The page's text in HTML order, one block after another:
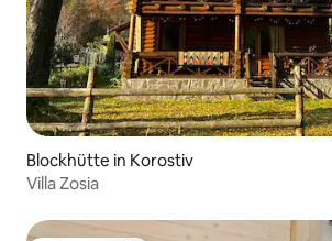
Blockhütte in Korostiv
Villa Zosia